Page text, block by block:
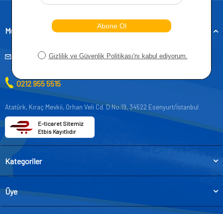
Müşteri Hizmetleri
musteridestek@goodyearotoaksesuar.com.tr
0212 955 5515
Atatürk, Kıraç Mevkii, Orhan Veli Cd. D:No:19, 34522 Esenyurt/İstanbul
E-ticaret Sitemiz
Etbis Kayıtlıdır
Kategoriler
Üye